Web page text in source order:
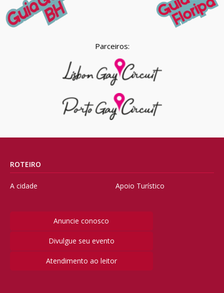
Parceiros:
ROTEIRO
A cidade Apoio Turístico
Anuncie conosco
Divulgue seu evento
Atendimento ao leitor